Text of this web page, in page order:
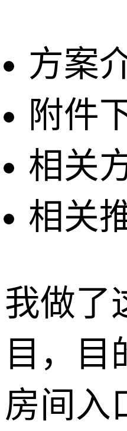
方案
附件
相关
相关
我做了
目，目
房间入